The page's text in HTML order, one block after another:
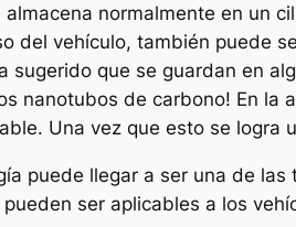
almacena normalmente en un
del vehículo, también puede
sugerido que se guardan en
nanotubos de carbono! En
Una vez que esto se logra
puede llegar a ser una de
ser aplicables a los